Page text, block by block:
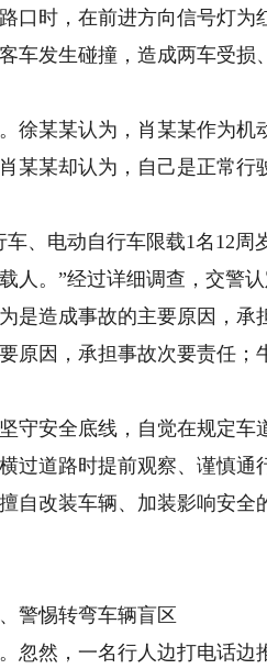
口时，在前进方向信号灯为
车发生碰撞，造成两车受损
某某认为，肖某某作为机
某某却认为，自己是正常行
电动自行车限载1名12周
人。”经过详细调查，交警
是造成事故的主要原因，承
原因，承担事故次要责任；
安全底线，自觉在规定车
过道路时提前观察、谨慎通
自改装车辆、加装影响安全
警惕转弯车辆盲区
然，一名行人边打电话边